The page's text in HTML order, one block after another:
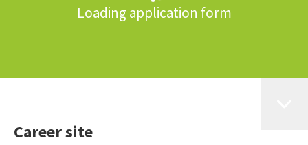
Loading application form
Career site